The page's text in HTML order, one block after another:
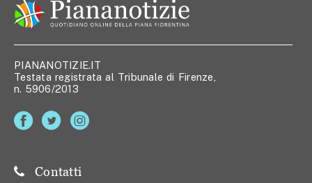
PIANANOTIZIE.IT
Testata registrata al Tribunale di Firenze,
n. 5906/2013
Contatti